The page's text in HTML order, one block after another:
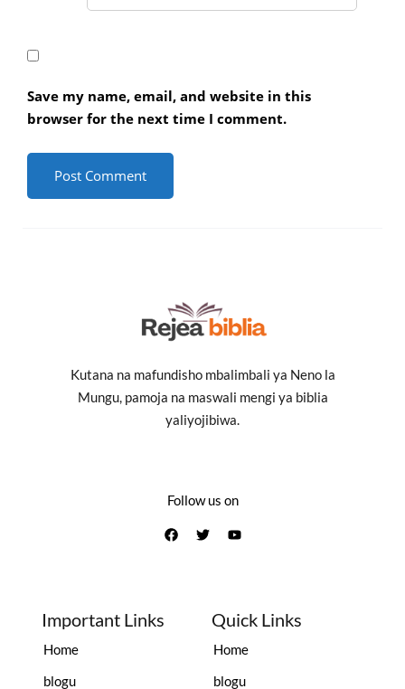
Save my name, email, and website in this
browser for the next time I comment.
Kutana na mafundisho mbalimbali ya Neno la
Mungu, pamoja na maswali mengi ya biblia
yaliyojibiwa.
Follow us on
Important Links
Home
blogu
Quick Links
Home
blogu